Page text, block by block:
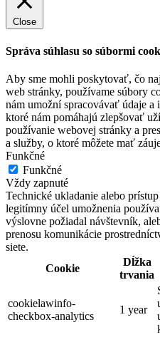
Close
Správa súhlasu so súbormi
Aby sme mohli poskytovať, čo
web stránky, používame súbory
nám umožní spracovávať údaje a
ktoré nám pomáhajú zlepšovať
používanie webovej stránky a
a služby, o ktoré môžete mať
Funkčné
Funkčné
Vždy zapnuté
Technické ukladanie alebo
legitímny účel umožnenia
výslovne požiadal návštevník,
prenosu komunikácie
siete.
Cookie
Dĺžka
trvania
cookielawinfo-
checkbox-analytics
1 year